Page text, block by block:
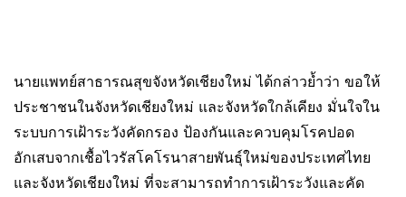
นายแพทย์สาธารณสุขจังหวัดเชียงใหม่ ได้กล่าวย้ำว่า ขอให้
ประชาชนในจังหวัดเชียงใหม่ และจังหวัดใกล้เคียง มั่นใจใน
ระบบการเฝ้าระวังคัดกรอง ป้องกันและควบคุมโรคปอด
อักเสบจากเชื้อไวรัสโคโรนาสายพันธุ์ใหม่ของประเทศไทย
และจังหวัดเชียงใหม่ ที่จะสามารถทำการเฝ้าระวังและคัด